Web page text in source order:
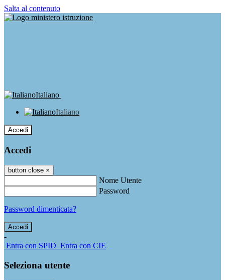
Salta al contenuto
Italiano
Italiano
Accedi
Accedi
button close ×
Nome Utente
Password
Password dimenticata?
-
Entra con SPID Entra con CIE
Seleziona utente